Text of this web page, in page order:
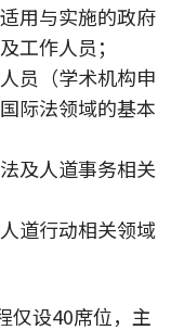
用与实施的政府
工作人员；
员（学术机构申
际法领域的基本
及人道事务相关
道行动相关领域
仅设40席位，主